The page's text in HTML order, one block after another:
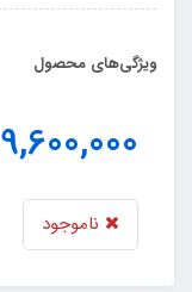
ویژگی‌های محصول
9,600,000
ناموجود